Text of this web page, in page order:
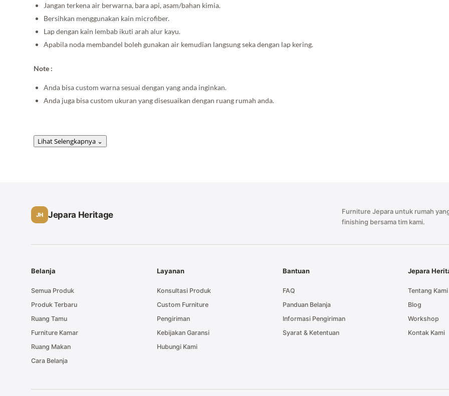
Jangan terkena air berwarna, bara api, asam/bahan kimia.
Bersihkan menggunakan kain microfiber.
Lap dengan kain lembab ikuti arah alur kayu.
Apabila noda membandel boleh gunakan air kemudian langsung seka dengan lap kering.
Note :
Anda bisa custom warna sesuai dengan yang anda inginkan.
Anda juga bisa custom ukuran yang disesuaikan dengan ruang rumah anda.
Lihat Selengkapnya ⌄
JH Jepara Heritage
Furniture Jepara untuk rumah
finishing bersama tim kami.
Belanja
Semua Produk
Produk Terbaru
Ruang Tamu
Furniture Kamar
Ruang Makan
Cara Belanja
Layanan
Konsultasi Produk
Custom Furniture
Pengiriman
Kebijakan Garansi
Hubungi Kami
Bantuan
FAQ
Panduan Belanja
Informasi Pengiriman
Syarat & Ketentuan
Jepara
Tentang Kami
Blog
Workshop
Kontak Kami